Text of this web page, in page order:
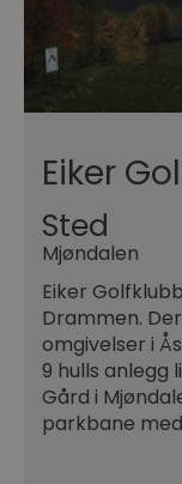
Eiker
Sted
Mjøndalen
Eiker
Drammen.
omgivelser i
9 hulls anlegg
Gård i
parkbane